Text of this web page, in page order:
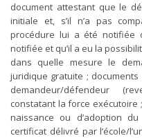
document attestant que le
initiale et, s’il n’a pas
procédure lui a été notifiée
notifiée et qu’il a eu la
dans quelle mesure le
juridique gratuite ;
demandeur/défendeur
constatant la force exécutoire
naissance ou d’adoption
certificat délivré par l’école/